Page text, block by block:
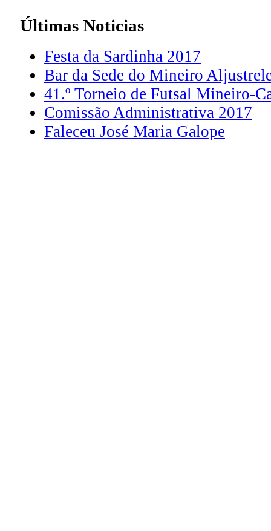
Últimas Noticias
Festa da Sardinha 2017
Bar da Sede do Mineiro
41.º Torneio de Futsal Mineiro-
Comissão Administrativa 2017
Faleceu José Maria Galope